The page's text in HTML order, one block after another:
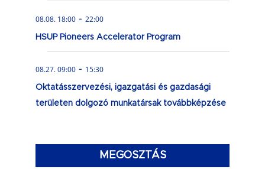
08.08. 18:00 - 22:00
HSUP Pioneers Accelerator Program
08.27. 09:00 - 15:30
Oktatásszervezési, igazgatási és gazdasági
területen dolgozó munkatársak továbbképzése
MEGOSZTÁS